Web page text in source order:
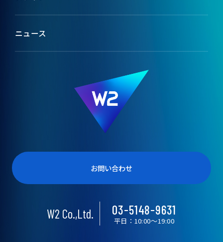
お問い合わせ
W2 Co.,Ltd. 03-5148-9631
平日：10:00〜19:00
ブランドコンセプト
テックメディア
ニュース